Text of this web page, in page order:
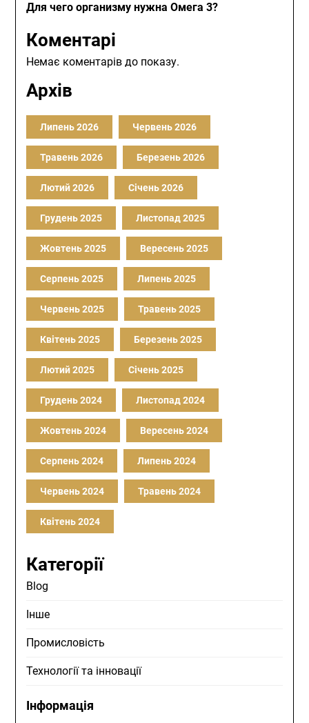
Для чего организму нужна Омега 3?
Коментарі
Немає коментарів до показу.
Архів
Липень 2026 Червень 2026
Травень 2026 Березень 2026
Лютий 2026 Січень 2026
Грудень 2025 Листопад 2025
Жовтень 2025 Вересень 2025
Серпень 2025 Липень 2025
Червень 2025 Травень 2025
Квітень 2025 Березень 2025
Лютий 2025 Січень 2025
Грудень 2024 Листопад 2024
Жовтень 2024 Вересень 2024
Серпень 2024 Липень 2024
Червень 2024 Травень 2024
Квітень 2024
Категорії
Blog
Інше
Промисловість
Технології та інновації
Інформація